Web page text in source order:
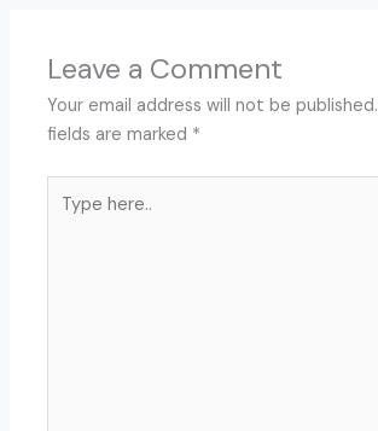
Leave a Comment
Your email address will not be published.
fields are marked *
here..